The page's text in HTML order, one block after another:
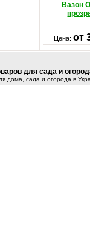
Вазон
Цена: от
для сада и
дома, сада и огорода в